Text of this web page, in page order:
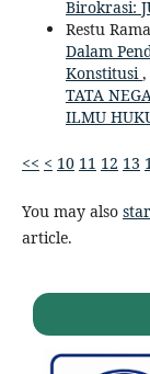
Birokrasi:
Restu
Dalam
Konstitusi ,
TATA
ILMU
<< < 10 11 12 13
You may also
article.